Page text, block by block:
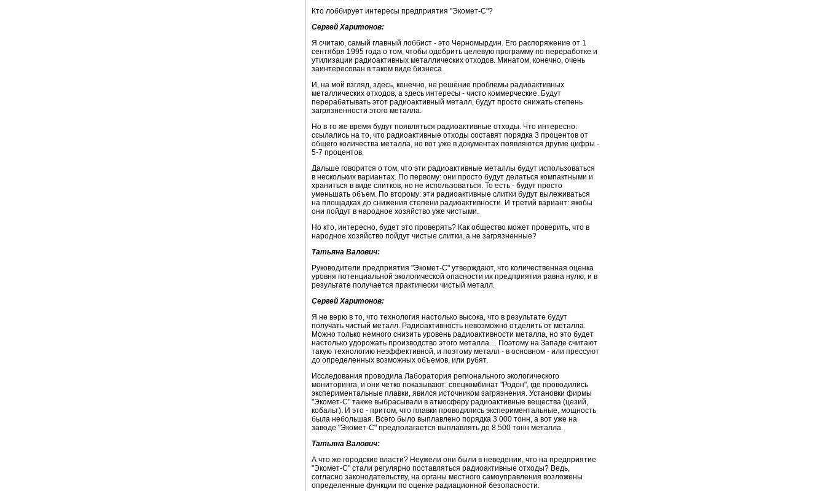
Кто лоббирует интересы предприятия "Экомет-С"?
Сергей Харитонов:
Я считаю, самый главный лоббист - это Черномырдин. Его распоряжение от 1
сентября 1995 года о том, чтобы одобрить целевую программу по переработке и
утилизации радиоактивных металлических отходов. Минатом, конечно, очень
заинтересован в таком виде бизнеса.
И, на мой взгляд, здесь, конечно, не решение проблемы радиоактивных
металлических отходов, а здесь интересы - чисто коммерческие. Будут
перерабатывать этот радиоактивный металл, будут просто снижать степень
загрязненности этого металла.
Но в то же время будут появляться радиоактивные отходы. Что интересно:
ссылались на то, что радиоактивные отходы составят порядка 3 процентов от
общего количества металла, но вот уже в документах появляются другие цифры -
5-7 процентов.
Дальше говорится о том, что эти радиоактивные металлы будут использоваться
в нескольких вариантах. По первому: они просто будут делаться компактными и
храниться в виде слитков, но не использоваться. То есть - будут просто
уменьшать объем. По второму: эти радиоактивные слитки будут вылеживаться
на площадках до снижения степени радиоактивности. И третий вариант: якобы
они пойдут в народное хозяйство уже чистыми.
Но кто, интересно, будет это проверять? Как общество может проверить, что в
народное хозяйство пойдут чистые слитки, а не загрязненные?
Татьяна Валович:
Руководители предприятия "Экомет-С" утверждают, что количественная оценка
уровня потенциальной экологической опасности их предприятия равна нулю, и в
результате получается практически чистый металл.
Сергей Харитонов:
Я не верю в то, что технология настолько высока, что в результате будут
получать чистый металл. Радиоактивность невозможно отделить от металла.
Можно только немного снизить уровень радиоактивности металла, но это будет
настолько удорожать производство этого металла.... Поэтому на Западе считают
такую технологию неэффективной, и поэтому металл - в основном - или прессуют
до определенных возможных объемов, или рубят.
Исследования проводила Лаборатория регионального экологического
мониторинга, и они четко показывают: спецкомбинат "Родон", где проводились
экспериментальные плавки, явился источником загрязнения. Установки фирмы
"Экомет-С" также выбрасывали в атмосферу радиоактивные вещества (цезий,
кобальт). И это - притом, что плавки проводились экспериментальные, мощность
была небольшая. Всего было выплавлено порядка 3 000 тонн, а вот уже на
заводе "Экомет-С" предполагается выплавлять до 8 500 тонн металла.
Татьяна Валович:
А что же городские власти? Неужели они были в неведении, что на предприятие
"Экомет-С" стали регулярно поставляться радиоактивные отходы? Ведь,
согласно законодательству, на органы местного самоуправления возложены
определенные функции по оценке радиационной безопасности.